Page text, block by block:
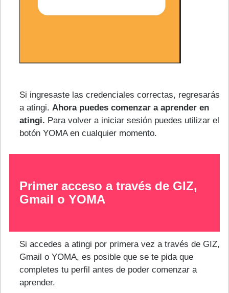
Si ingresaste las credenciales correctas, regresarás
a atingi. Ahora puedes comenzar a aprender en
atingi. Para volver a iniciar sesión puedes utilizar el
botón YOMA en cualquier momento.
Primer acceso a través de GIZ,
Gmail o YOMA
Si accedes a atingi por primera vez a través de GIZ,
Gmail o YOMA, es posible que se te pida que
completes tu perfil antes de poder comenzar a
aprender.